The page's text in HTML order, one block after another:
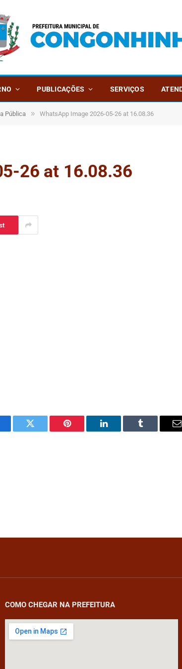
PUBLICAÇÕES SERVIÇOS
Pública » WhatsApp Image 2026-05-26 at 16.08.36
26 at 16.08.36
Twitter Pinterest LinkedIn Tumblr
COMO CHEGAR NA PREFEITURA